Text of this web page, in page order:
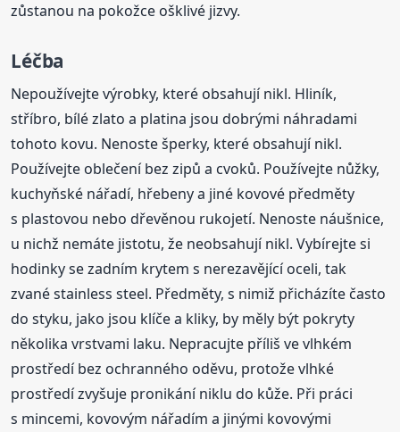
zůstanou na pokožce ošklivé jizvy.
Léčba
Nepoužívejte výrobky, které obsahují nikl. Hliník,
stříbro, bílé zlato a platina jsou dobrými náhradami
tohoto kovu. Nenoste šperky, které obsahují nikl.
Používejte oblečení bez zipů a cvoků. Používejte nůžky,
kuchyňské nářadí, hřebeny a jiné kovové předměty
s plastovou nebo dřevěnou rukojetí. Nenoste náušnice,
u nichž nemáte jistotu, že neobsahují nikl. Vybírejte si
hodinky se zadním krytem s nerezavějící oceli, tak
zvané stainless steel. Předměty, s nimiž přicházíte často
do styku, jako jsou klíče a kliky, by měly být pokryty
několika vrstvami laku. Nepracujte příliš ve vlhkém
prostředí bez ochranného oděvu, protože vlhké
prostředí zvyšuje pronikání niklu do kůže. Při práci
s mincemi, kovovým nářadím a jinými kovovými